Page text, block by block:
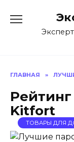
содержанию
ГЛАВНАЯ »
Kitfort
ТОВАРЫ ДЛЯ